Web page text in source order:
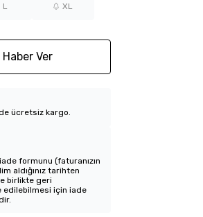
L XL
Ver
ücretsiz kargo.
formunu (faturanızın
aldığınız tarihten
birlikte geri
edilebilmesi için iade